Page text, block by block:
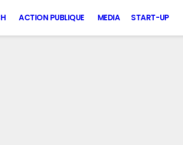
ACTION PUBLIQUE MEDIA START-UP